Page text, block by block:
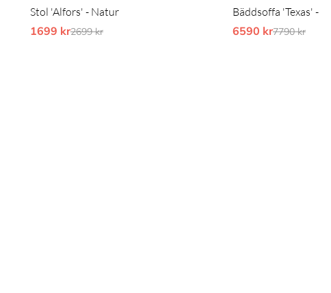
Stol 'Alfors' - Natur
1699 krOrdinarie pris:
2699 kr
Bäddsoffa 'Texas' -
6590 krOrdinarie
7790 kr